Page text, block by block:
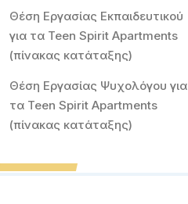
Θέση Εργασίας Εκπαιδευτικού
για τα Teen Spirit Apartments
(πίνακας κατάταξης)
Θέση Εργασίας Ψυχολόγου για
τα Teen Spirit Apartments
(πίνακας κατάταξης)